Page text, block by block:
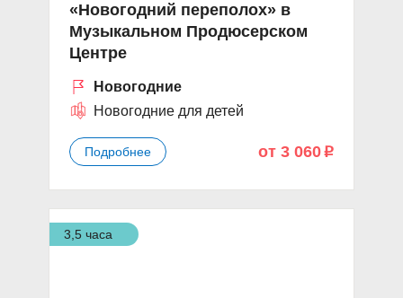
«Новогодний переполох» в
Музыкальном Продюсерском
Центре
Новогодние
Новогодние для детей
Подробнее от 3 060 p
3,5 часа